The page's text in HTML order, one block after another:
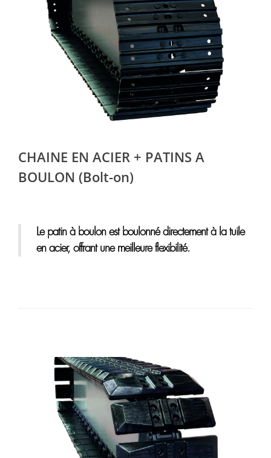
CHAINE EN ACIER + PATINS A
BOULON (Bolt-on)
Le patin à boulon est boulonné directement à la tuile
en acier, offrant une meilleure flexibilité.